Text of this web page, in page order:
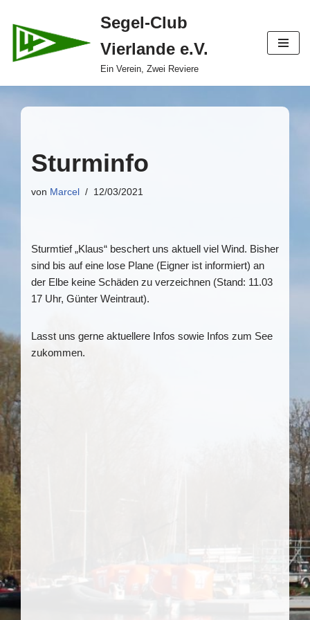
Zum
Inhalt
Segel-Club
Vierlande e.V.
Ein Verein, Zwei Reviere
Sturminfo
von Marcel 12/03/2021
Sturmtief „Klaus“ beschert uns aktuell viel Wind. Bisher
sind bis auf eine lose Plane (Eigner ist informiert) an
der Elbe keine Schäden zu verzeichnen (Stand: 11.03
17 Uhr, Günter Weintraut).
Lasst uns gerne aktuellere Infos sowie Infos zum See
zukommen.